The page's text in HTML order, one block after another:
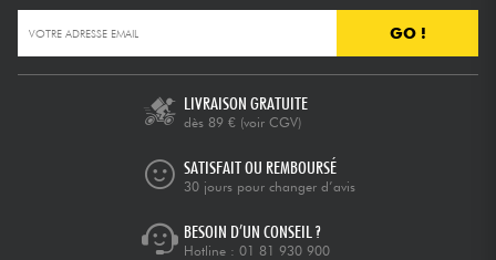
Câbles & Access. GO !
LIVRAISON GRATUITE
dès 89 € (voir CGV)
SATISFAIT OU REMBOURSÉ
30 jours pour changer d’avis
BESOIN D’UN CONSEIL ?
Hotline : 01 81 930 900